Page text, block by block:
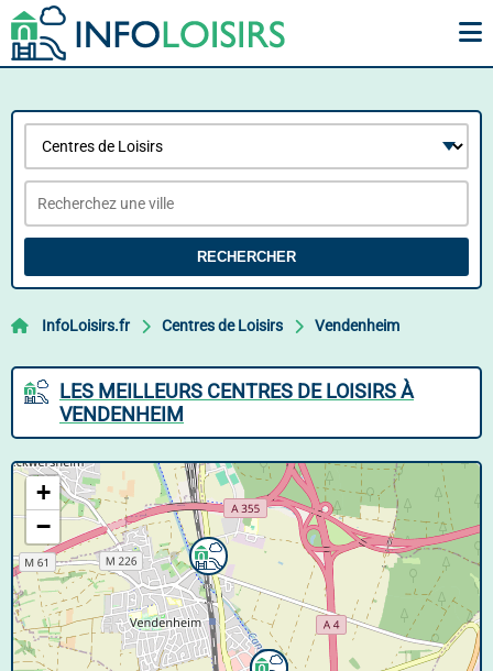
RECHERCHER
InfoLoisirs.fr Centres de Loisirs Vendenheim
LES MEILLEURS CENTRES DE LOISIRS À
VENDENHEIM
+
−